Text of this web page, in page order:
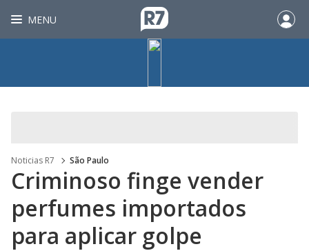
MENU
Noticias R7 São Paulo
Criminoso finge vender
perfumes importados
para aplicar golpe